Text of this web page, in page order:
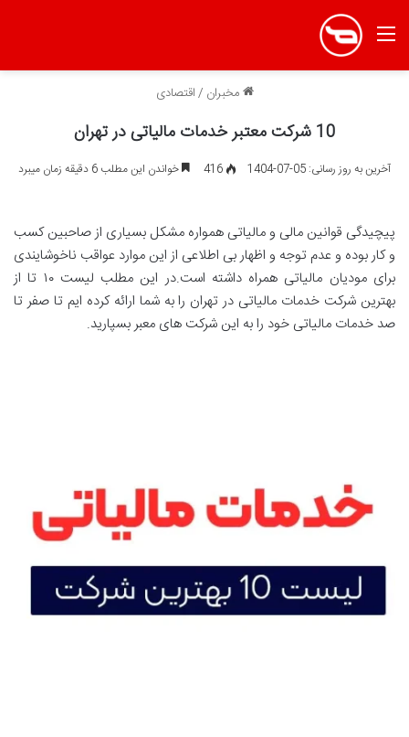
منو
مخبران /اقتصادی
10 شرکت معتبر خدمات مالیاتی در تهران
آخرین به روز رسانی: 05-07-1404 416 خواندن این مطلب 6 دقیقه زمان میبرد
پیچیدگی قوانین مالی و مالیاتی همواره مشکل بسیاری از صاحبین کسب
و کار بوده و عدم توجه و اظهار بی اطلاعی از این موارد عواقب ناخوشایندی
برای مودیان مالیاتی همراه داشته است.در این مطلب لیست ۱۰ تا از
بهترین شرکت خدمات مالیاتی در تهران را به شما ارائه کرده ایم تا صفر تا
صد خدمات مالیاتی خود را به این شرکت های معبر بسپارید.